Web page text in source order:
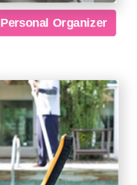
Personal Organizer